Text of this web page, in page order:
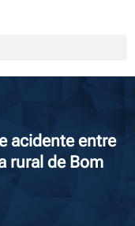
acidente entre
rural de Bom